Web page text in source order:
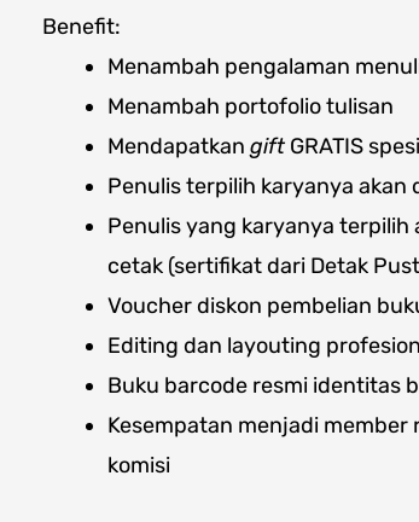
Benefit:
Menambah pengalaman
Menambah portofolio tulisan
Mendapatkan gift GRATIS
Penulis terpilih karyanya akan
Penulis yang karyanya
cetak (sertifikat dari Detak
Voucher diskon pembelian
Editing dan layouting
Buku barcode resmi identitas
Kesempatan menjadi member
komisi